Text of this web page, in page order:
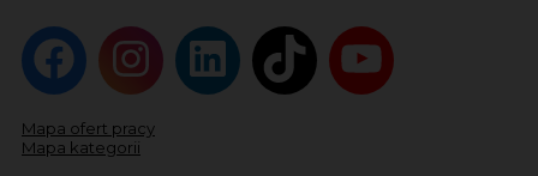
Mapa ofert pracy
Mapa kategorii